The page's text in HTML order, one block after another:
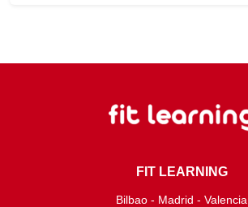
FIT LEARNING
Bilbao - Madrid - Valencia